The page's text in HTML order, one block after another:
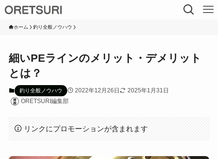
ホーム 釣り全般ノウハウ
細いPEラインのメリット・デメリット
とは？
釣り全般ノウハウ 2022年12月26日
2025年1月31日
ORETSURI編集部
リンクにプロモーションが含まれます